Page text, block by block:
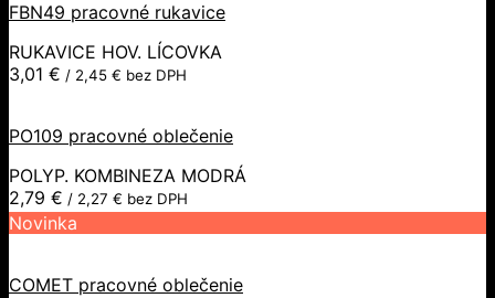
FBN49 pracovné rukavice
RUKAVICE HOV. LÍCOVKA
3,01 € / 2,45 € bez DPH
PO109 pracovné oblečenie
POLYP. KOMBINEZA MODRÁ
2,79 € / 2,27 € bez DPH
Novinka
COMET pracovné oblečenie